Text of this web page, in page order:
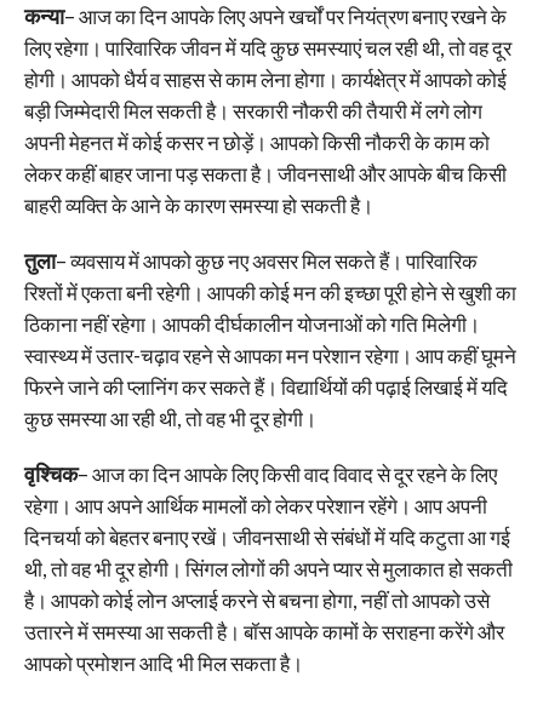
कन्या– आज का दिन आपके लिए अपने खर्चों पर नियंत्रण बनाए रखने के
लिए रहेगा। पारिवारिक जीवन में यदि कुछ समस्याएं चल रही थी, तो वह दूर
होगी। आपको धैर्य व साहस से काम लेना होगा। कार्यक्षेत्र में आपको कोई
बड़ी जिम्मेदारी मिल सकती है। सरकारी नौकरी की तैयारी में लगे लोग
अपनी मेहनत में कोई कसर न छोड़ें। आपको किसी नौकरी के काम को
लेकर कहीं बाहर जाना पड़ सकता है। जीवनसाथी और आपके बीच किसी
बाहरी व्यक्ति के आने के कारण समस्या हो सकती है।
तुला– व्यवसाय में आपको कुछ नए अवसर मिल सकते हैं। पारिवारिक
रिश्तों में एकता बनी रहेगी। आपकी कोई मन की इच्छा पूरी होने से खुशी का
ठिकाना नहीं रहेगा। आपकी दीर्घकालीन योजनाओं को गति मिलेगी।
स्वास्थ्य में उतार-चढ़ाव रहने से आपका मन परेशान रहेगा। आप कहीं घूमने
फिरने जाने की प्लानिंग कर सकते हैं। विद्यार्थियों की पढ़ाई लिखाई में यदि
कुछ समस्या आ रही थी, तो वह भी दूर होगी।
वृश्चिक– आज का दिन आपके लिए किसी वाद विवाद से दूर रहने के लिए
रहेगा। आप अपने आर्थिक मामलों को लेकर परेशान रहेंगे। आप अपनी
दिनचर्या को बेहतर बनाए रखें। जीवनसाथी से संबंधों में यदि कटुता आ गई
थी, तो वह भी दूर होगी। सिंगल लोगों की अपने प्यार से मुलाकात हो सकती
है। आपको कोई लोन अप्लाई करने से बचना होगा, नहीं तो आपको उसे
उतारने में समस्या आ सकती है। बॉस आपके कामों के सराहना करेंगे और
आपको प्रमोशन आदि भी मिल सकता है।